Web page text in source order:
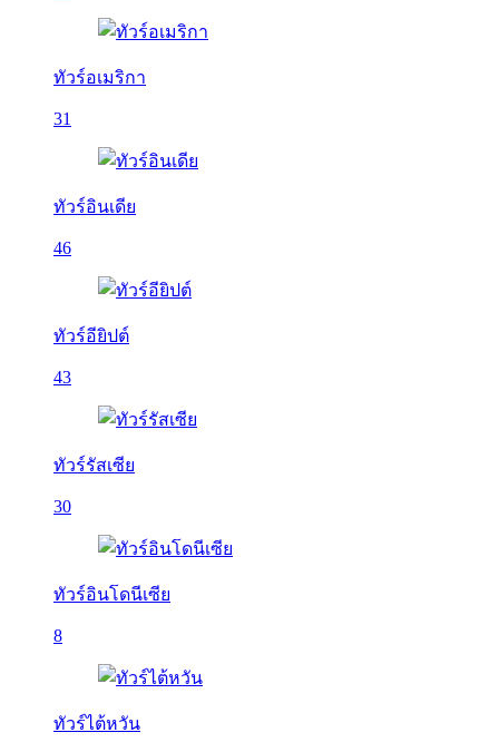
ทัวร์อเมริกา
31
ทัวร์อินเดีย
46
ทัวร์อียิปต์
43
ทัวร์รัสเซีย
30
ทัวร์อินโดนีเซีย
8
ทัวร์ไต้หวัน